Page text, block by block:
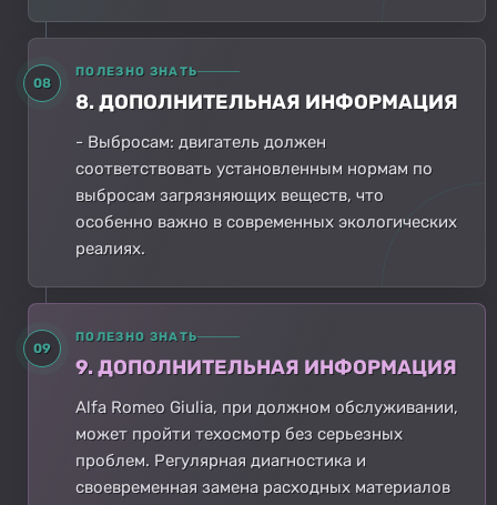
08
ПОЛЕЗНО ЗНАТЬ
8. ДОПОЛНИТЕЛЬНАЯ ИНФОРМАЦИЯ
- Выбросам: двигатель должен
соответствовать установленным нормам по
выбросам загрязняющих веществ, что
особенно важно в современных экологических
реалиях.
09
ПОЛЕЗНО ЗНАТЬ
9. ДОПОЛНИТЕЛЬНАЯ ИНФОРМАЦИЯ
Alfa Romeo Giulia, при должном обслуживании,
может пройти техосмотр без серьезных
проблем. Регулярная диагностика и
своевременная замена расходных материалов